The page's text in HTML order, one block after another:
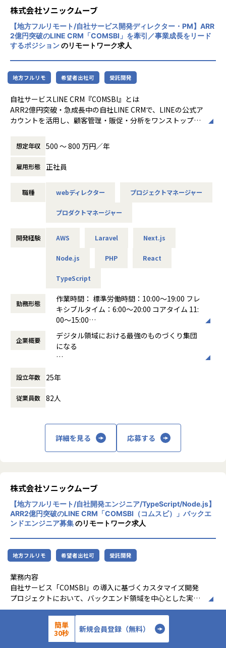
ドメイン知識のナレッジ化および開発標準の展開
・技術リードとしてのチーム支援
メンバーへの適切なレビューや、技術的なフィードバック
・開発組織全体は約70名、うちWMSチームには約10名が所
属しています
・チーム内では、毎日の朝会でチケット進捗や運用の共有を
ど、チーム内でサポートしあえる環境を作っています
・他チームとの連携として、ビジネスサイドの倉庫コンサル
タントとの開発物の共有や、倉庫の情報共有の場も設けてい
ます。現場の解像度を高く保ちながら、本質的な課題やユー
きる環境です。
◆AIツールの選定と活用
vinを法人契約し、複数のツールを自由に選択・併用できる
し、標準的な機能開発を中心に、コードレビューや日常の手
でAIによる作業代替を進めています。
◆AI活用を推進する専門チームと推進体制の構築
AIの活用と定着をミッションとする「AI Enabling Team」
を発足し、技術的支援を推進しています。各チームとのSync
待ち時間を削減することでリードタイムを短縮しています。
◆AI活用の文化醸成と研究開発
な運用負荷を解消することで、PRD作成やロードマップ検討
段階からエンジニアが関与する更なる上流シフトを推進して
います。Why・Whatという本質的な問いに向き合い意思決
【業務の変更の範囲】
会社の規定に準ずる
コアメンバーに留まらず、他プロジェクトから有志のエンジ
ニアも定例会に参画。部署の垣根を越えて活発な意見交換が
行われており、組織全体を巻き込んだ「技術による変革」を
楽しめる土壌があります。
特定プロダクトに限定せず、全社横断で各チームと連携しま
す。多様なステークホルダーと関わりながら、技術的な知見
を広げると同時に、組織のあり方をデザインしていく醍醐味
があります。
■ポジションの魅力
ンバーが同じゴールを見据える「一体感のある組織」をデザ
◎組織・文化の「変革」に挑む
ンジニアが自律的に動ける「新しい開発文化」をゼロから形
◎技術的裁量を持ち、プロダクト横断に携われる
ありません。AI活用や共通基盤化など、チームごとの最適解
◎「DevEx（開発者体験）」の追求
やすい」環境を作ることで、エンジニア組織全体の生産性向
■募集背景
当社の主力プロダクト「KING OF TIME」シリーズは、これ
ことで成長してきました。現在、私たちはこの多様な進化に
よって蓄積された技術資産を集約し、全社で活用できる「高
なフェーズにあります。
単なる「守りのインフラ運用」ではなく、急速に進化するAI
技術などを即座にプロダクトへ組み込める環境を創り出すこ
と。そして、エンジニアが本質的な開発に没頭できる理想的
ミッションです。
将来的にはSREの枠を超え、会社の技術戦略の中核を担う
「技術基盤チーム」へと組織をアップデートしていくため、
【業務の変更の範囲】
会社の定める範囲
の「時間」（人時）を管理するベースとなる
のが「勤怠管理」であり、「人時生産性」を
向上させることこそが、当社グループの使命
であります。勤怠管理業務を、日々の煩雑な
オペレーション業務から、「ヒト」に紐づく
様々なデータを利活用できる創造的業務へと
転換することを目指しております。
けの利益を生み出しているかを表す指標。
株式会社ソニックムーブ
【地方フルリモート/自社サービス開発ディレクター・PM】ARR
2億円突破のLINE CRM「COMSBI」を牽引／事業成長をリード
するポジションのリモートワーク求人
地方フルリモ 希望者出社可 受託開発
自社サービスLINE CRM『COMSBI』とは
ARR2億円突破・急成長中の自社LINE CRMで、LINEの公式ア
カウントを活用し、顧客管理・販促・分析をワンストップで
複数アカウントの一元管理、柔軟なセグメント配信、ポイン
ト・クーポン・スタンプラリー等の強力な機能を備え、UCC
上島珈琲様をはじめ、業態・規模を問わず導入が進んでいま
す。
onsPartner Programに認定されており事業の急成長期を迎
「COMSBI」の導入支援、新機能開発、およびクライアント
ションをお任せいたします。このポジションのミッション
な実現可能性とプロダクトとしての高い品質を両立させるこ
決するための最適な仕様を自ら設計していただきます。初期
段階ではディレクションの基礎を固めながらプロジェクトを
推進していただきます。中長期的には、クライアントのKPI
向上やデータ解析をもとにした改善案を提示する伴走型の提
案や、他のディレクターのリソース管理、新規案件の工数管
定： クライアントとの打ち合わせを通じて課題やニーズを整
ワイヤーフレームなどを作成します。 プロジェクトの進行管
す。 外部パートナーとの連携と対応： 外部委託が発生した際
には、成果物のチェックやフィードバックを行い、外注先を
適切にコントロールします。 ローンチに向けた品質管理： ク
設計書、仕様書などのドキュメントを正確に作成し、プロジ
ェクトメンバー間で認識を統一します。 小規模チームのマネ
ジメント： エンジニアやディレクターを含む2～3名から6,7
名規模のプロジェクトチームを牽引し、円滑なプロジェクト
して適切な進捗報告を行います。
＜AI活用・生産性向上＞
生産性を高めるためにAI駆動開発を全社的に推進しており、
GitHub Copilot、Claude、GeminiなどのAIツールを有料プ
ランで導入しています。社員が気軽にAIを試せる環境が整っ
ているため、最新のテクノロジーを活用しながら効率的に設
計やドキュメント作成を進めることができます。すでに一部
プロジェクトでは、共通プロンプトの整備とコードレビュー
想定年収 500 〜 800 万円／年
雇用形態 正社員
職種 webディレクター プロジェクトマネージャー
プロダクトマネージャー
開発経験 AWS Laravel Next.js
Node.js PHP React
TypeScript
勤務形態
作業時間： 標準労働時間：10:00〜19:00 フレ
キシブルタイム：6:00～20:00 コアタイム 11:
00〜15:00
働き方：フレックス制（コアタイムあり）
時間外労働の有無： 有（月平均16時間）
休憩時間： 60分
企業概要
デジタル領域における最強のものづくり集団
になる
意識し、デジタルコミュニケーションの領域
ョンであることを目指しています。
リューションやサービスを創り続けていきま
す。
設立年数 25年
従業員数 82人
詳細を見る 応募する
株式会社ソニックムーブ
【地方フルリモート/自社開発エンジニア/TypeScript/Node.js】
ARR2億円突破のLINE CRM「COMSBI（コムスビ）」バックエ
ンドエンジニア募集のリモートワーク求人
地方フルリモ 希望者出社可 受託開発
業務内容
自社サービス「COMSBI」の導入に基づくカスタマイズ開発
プロジェクトにおいて、バックエンド領域を中心とした実装
業務をお任せいたします。現在、多くの引き合いをいただい
ている中で事業を拡大し続けていくため、サービスの提供ク
オリティを維持しながら、提供価値を最大化するための開発
にチームの一員として主体的に関わっていただける方を募集
500 〜 800 万円／年
正社員
簡単
30秒
新規会員登録（無料）